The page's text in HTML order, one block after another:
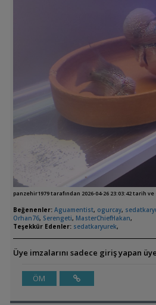
panzehir1979 tarafından 2026-04-26 23:03:42 tarih
Beğenenler: Aguamentist, ogurcay,
Orhan76, Serengeti, MasterChiefHakan,
Teşekkür Edenler: sedatkaryurek,
Üye imzalarını sadece giriş yapan
ÖM